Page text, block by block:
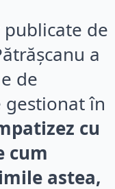
de
a
de
în
cu
cum
astea,